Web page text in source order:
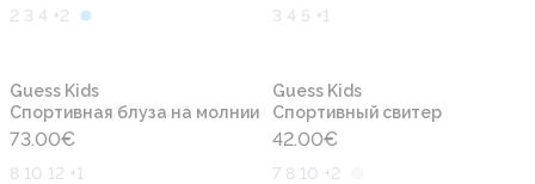
2 3 4 +2 3 4 5 +1
Guess Kids
Спортивная блуза на молнии
73.00€
8 10 12 +1
Guess Kids
Cпортивный свитер
42.00€
7 8 10 +2